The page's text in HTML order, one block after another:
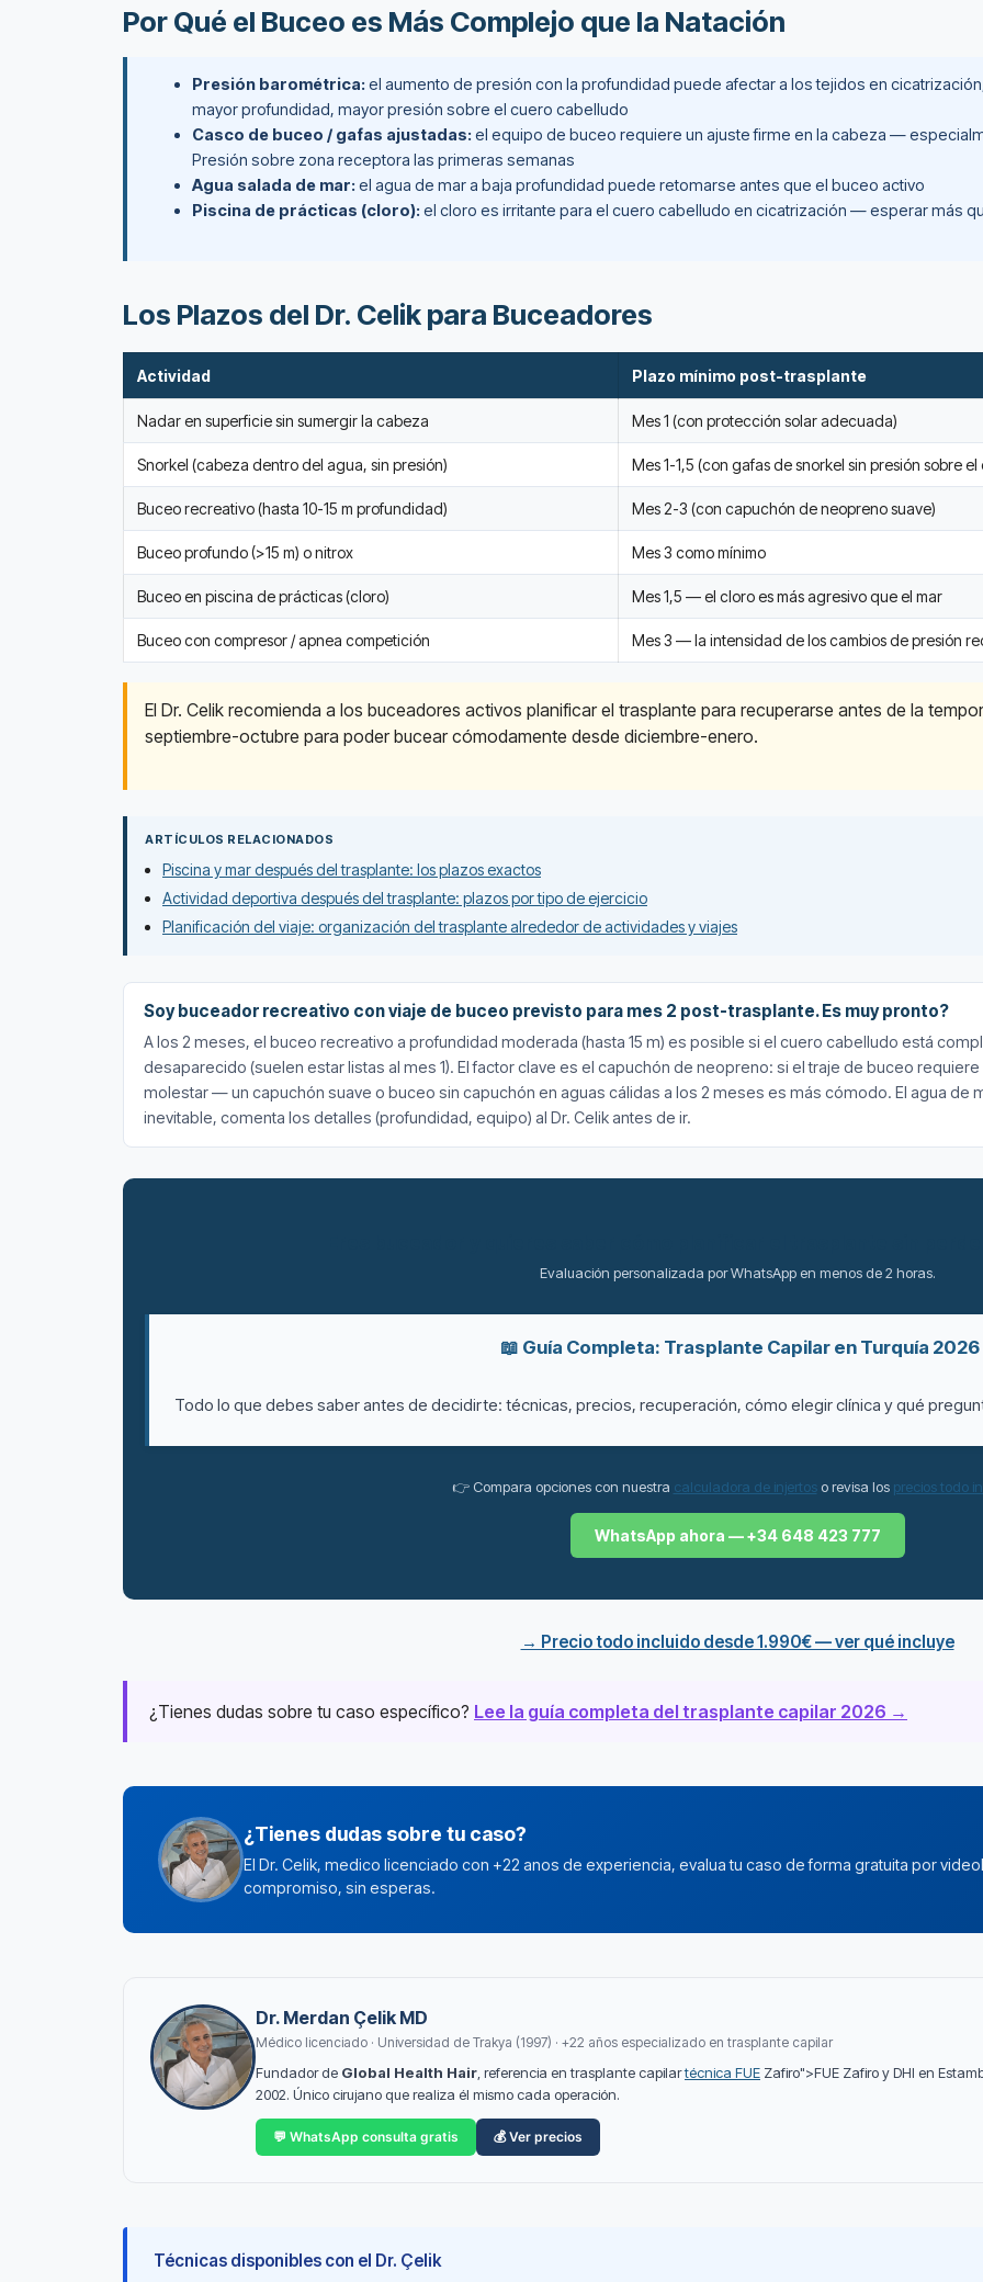
Por Qué el Buceo es Más Complejo que la Natación
Presión barométrica: el aumento de presión con la profundidad puede afectar a los tejidos en
mayor profundidad, mayor presión sobre el cuero cabelludo
Casco de buceo / gafas ajustadas: el equipo de buceo requiere un ajuste firme en la cabeza —
Presión sobre zona receptora las primeras semanas
Agua salada de mar: el agua de mar a baja profundidad puede retomarse antes que el buceo activo
Piscina de prácticas (cloro): el cloro es irritante para el cuero cabelludo en cicatrización — esperar más
Los Plazos del Dr. Celik para Buceadores
Actividad Plazo mínimo post-trasplante
Nadar en superficie sin sumergir la cabeza Mes 1 (con protección solar adecuada)
Snorkel (cabeza dentro del agua, sin presión) Mes 1-1,5 (con gafas de snorkel sin presión sobre
Buceo recreativo (hasta 10-15 m profundidad) Mes 2-3 (con capuchón de neopreno suave)
Buceo profundo (>15 m) o nitrox Mes 3 como mínimo
Buceo en piscina de prácticas (cloro) Mes 1,5 — el cloro es más agresivo que el mar
Buceo con compresor / apnea competición Mes 3 — la intensidad de los cambios de presión
El Dr. Celik recomienda a los buceadores activos planificar el trasplante para recuperarse antes de la
septiembre-octubre para poder bucear cómodamente desde diciembre-enero.
ARTÍCULOS RELACIONADOS
Piscina y mar después del trasplante: los plazos exactos
Actividad deportiva después del trasplante: plazos por tipo de ejercicio
Planificación del viaje: organización del trasplante alrededor de actividades y viajes
Soy buceador recreativo con viaje de buceo previsto para mes 2 post-trasplante. Es muy pronto?
A los 2 meses, el buceo recreativo a profundidad moderada (hasta 15 m) es posible si el cuero cabelludo está
desaparecido (suelen estar listas al mes 1). El factor clave es el capuchón de neopreno: si el traje de buceo
molestar — un capuchón suave o buceo sin capuchón en aguas cálidas a los 2 meses es más cómodo. El agua de
inevitable, comenta los detalles (profundidad, equipo) al Dr. Celik antes de ir.
Evaluación personalizada por WhatsApp en menos de 2 horas.
📖 Guía Completa: Trasplante Capilar en Turquía 2026
Todo lo que debes saber antes de decidirte: técnicas, precios, recuperación, cómo elegir clínica y qué
👉 Compara opciones con nuestra calculadora de injertoso revisa los precios todo
WhatsApp ahora — +34 648 423 777
→ Precio todo incluido desde 1.990€ — ver qué incluye
¿Tienes dudas sobre tu caso específico? Lee la guía completa del trasplante capilar 2026 →
¿Tienes dudas sobre tu caso?
El Dr. Celik, medico licenciado con +22 anos de experiencia, evalua tu caso de forma gratuita por
compromiso, sin esperas.
Dr. Merdan Çelik MD
Médico licenciado · Universidad de Trakya (1997) · +22 años especializado en trasplante capilar
Fundador de Global Health Hair , referencia en trasplante capilartécnica FUE Zafiro">FUE Zafiro y DHI en
2002. Único cirujano que realiza él mismo cada operación.
💬 WhatsApp consulta gratis 💰 Ver precios
Técnicas disponibles con el Dr. Çelik